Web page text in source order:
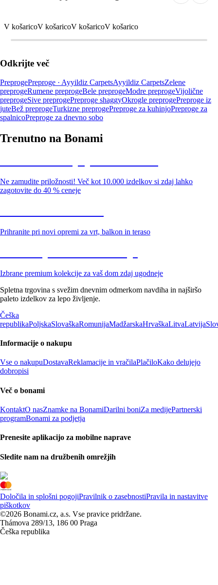
V košaricoV košaricoV košaricoV košarico
Odkrijte več
PreprogePreproge · Ayyildiz CarpetsAyyildiz CarpetsZelene
preprogeRumene preprogeBele preprogeModre preprogeVijolične
preprogeSive preprogePreproge shaggyOkrogle preprogePreproge iz
juteBež preprogeTurkizne preprogePreproge za kuhinjoPreproge za
spalnicoPreproge za dnevno sobo
Trenutno na Bonami
Ne zamudite priložnosti! Več kot 10.000 izdelkov si zdaj lahko
zagotovite do 40 % ceneje
Prihranite pri novi opremi za vrt, balkon in teraso
Izbrane premium kolekcije za vaš dom zdaj ugodneje
Spletna trgovina s svežim dnevnim odmerkom navdiha in najširšo
paleto izdelkov za lepo življenje.
Češka
republikaPoljskaSlovaškaRomunijaMadžarskaHrvaškaLitvaLatvija
Informacije o nakupu
Vse o nakupuDostavaReklamacije in vračilaPlačiloKako delujejo
dobropisi
Več o bonami
KontaktO nasZnamke na BonamiDarilni boniZa medijePartnerski
programBonami za podjetja
Prenesite aplikacijo za mobilne naprave
Sledite nam na družbenih omrežjih
Določila in splošni pogojiPravilnik o zasebnostiPravila in nastavitve
piškotkov
©2026 Bonami.cz, a.s. Vse pravice pridržane.
Thámova 289/13, 186 00 Praga
Češka republika